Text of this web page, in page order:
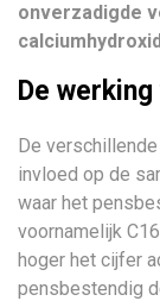
onverzadigde
De
De
invloed op de
waar het
voornamelijk
hoger het cijfer
pensbestendig